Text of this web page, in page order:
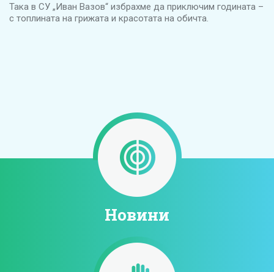
Така в СУ „Иван Вазов“ избрахме да приключим годината –
с топлината на грижата и красотата на обичта.
Новини